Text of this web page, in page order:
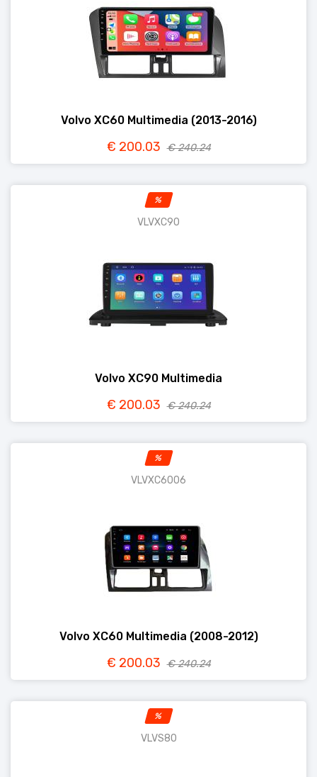
Volvo XC60 Multimedia (2013-2016)
€ 200.03 € 240.24
%
VLVXC90
Volvo XC90 Multimedia
€ 200.03 € 240.24
%
VLVXC6006
Volvo XC60 Multimedia (2008-2012)
€ 200.03 € 240.24
%
VLVS80